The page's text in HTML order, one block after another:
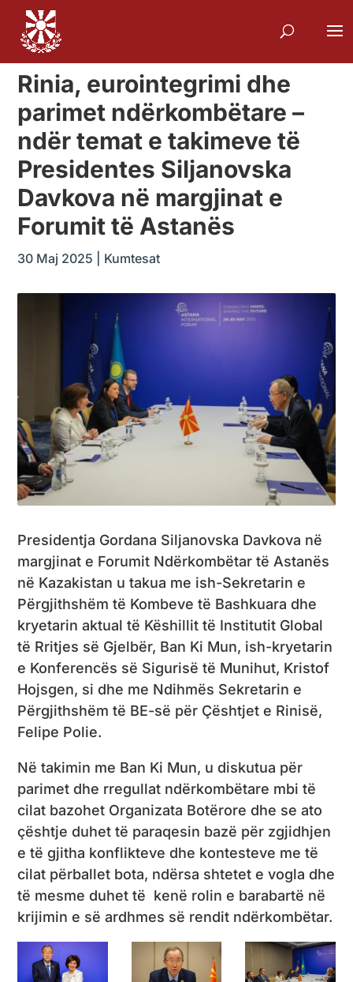
Rinia, eurointegrimi dhe
parimet ndërkombëtare –
ndër temat e takimeve të
Presidentes Siljanovska
Davkova në margjinat e
Forumit të Astanës
30 Maj 2025 Kumtesat
Presidentja Gordana Siljanovska Davkova në
margjinat e Forumit Ndërkombëtar të Astanës
në Kazakistan u takua me ish-Sekretarin e
Përgjithshëm të Kombeve të Bashkuara dhe
kryetarin aktual të Këshillit të Institutit Global
të Rritjes së Gjelbër, Ban Ki Mun, ish-kryetarin
e Konferencës së Sigurisë të Munihut, Kristof
Hojsgen, si dhe me Ndihmës Sekretarin e
Përgjithshëm të BE-së për Çështjet e Rinisë,
Felipe Polie.
Në takimin me Ban Ki Mun, u diskutua për
parimet dhe rregullat ndërkombëtare mbi të
cilat bazohet Organizata Botërore dhe se ato
çështje duhet të paraqesin bazë për zgjidhjen
e të gjitha konflikteve dhe kontesteve me të
cilat përballet bota, ndërsa shtetet e vogla dhe
të mesme duhet të kenë rolin e barabartë në
krijimin e së ardhmes së rendit ndërkombëtar.